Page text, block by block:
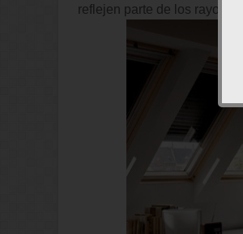
reflejen parte de los rayos